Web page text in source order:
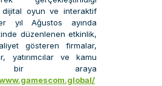
dijital oyun ve interaktif
yıl Ağustos ayında
düzenlenen etkinlik,
gösteren firmalar,
yatırımcılar ve kamu
bir araya